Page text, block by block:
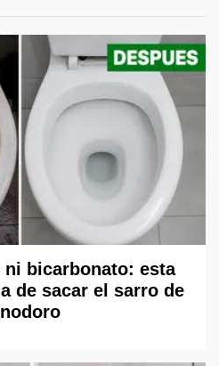
ni bicarbonato: esta
de sacar el sarro de